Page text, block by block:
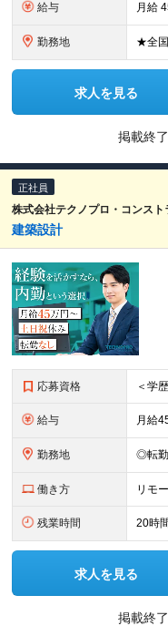
給与
勤務地
求人を見る
掲載終
正社員
株式会社テクノプロ・コンスト
建築設計
応募資格
給与
勤務地
働き方 リモ
残業時間 20時
求人を見る
掲載終